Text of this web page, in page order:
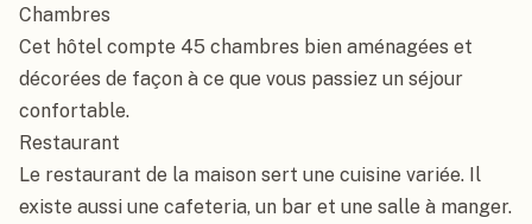
Chambres
Cet hôtel compte 45 chambres bien aménagées et
décorées de façon à ce que vous passiez un séjour
confortable.
Restaurant
Le restaurant de la maison sert une cuisine variée. Il
existe aussi une cafeteria, un bar et une salle à manger.